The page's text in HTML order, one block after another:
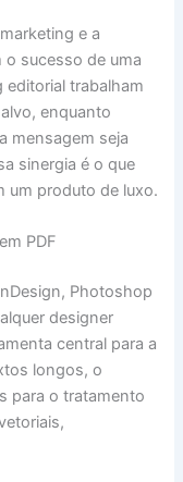
e a
sucesso de uma
editorial trabalham
enquanto
mensagem seja
sinergia é o que
um produto de luxo.
PDF
Photoshop
designer
central para a
longos, o
para o tratamento